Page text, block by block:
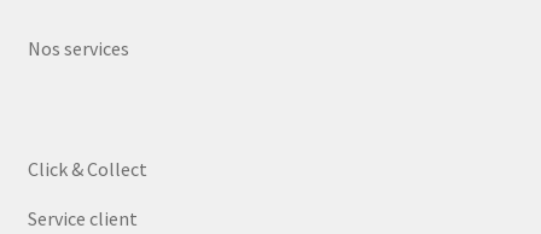
Nos services
Click & Collect
Service client